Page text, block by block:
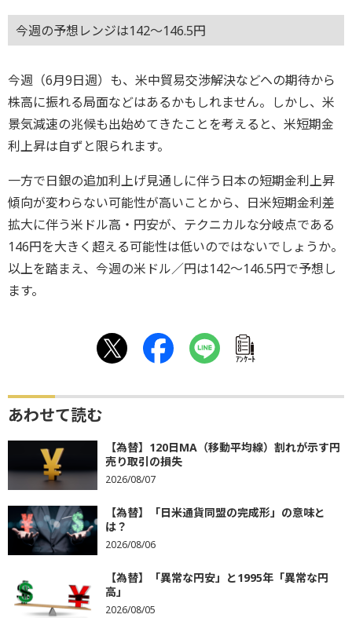
今週の予想レンジは142～146.5円
今週（6月9日週）も、米中貿易交渉解決などへの期待から
株高に振れる局面などはあるかもしれません。しかし、米
景気減速の兆候も出始めてきたことを考えると、米短期金
利上昇は自ずと限られます。
一方で日銀の追加利上げ見通しに伴う日本の短期金利上昇
傾向が変わらない可能性が高いことから、日米短期金利差
拡大に伴う米ドル高・円安が、テクニカルな分岐点である
146円を大きく超える可能性は低いのではないでしょうか。
以上を踏まえ、今週の米ドル／円は142～146.5円で予想し
ます。
ｱﾝｹｰﾄ
あわせて読む
【為替】120日MA（移動平均線）割れが示す円
売り取引の損失
2026/08/07
【為替】「日米通貨同盟の完成形」の意味と
は？
2026/08/06
【為替】「異常な円安」と1995年「異常な円
高」
2026/08/05